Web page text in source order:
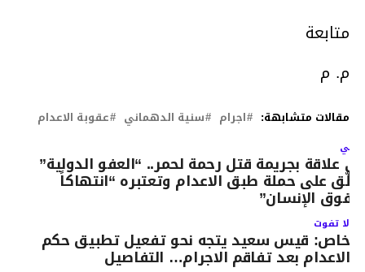
متابعة
م. م
مقالات متشابهة: اجرام سنية الدهماني عقوبة الاعدام
علاقة بجريمة قتل رحمة لحمر.. “العفو الدولية”
على حملة طبق الاعدام وتعتبره “انتهاكاً
الإنسان”
لا تفوت
خاص: قيس سعيد يتجه نحو تفعيل تطبيق حكم
الاعدام بعد تفاقم الاجرام… التفاصيل